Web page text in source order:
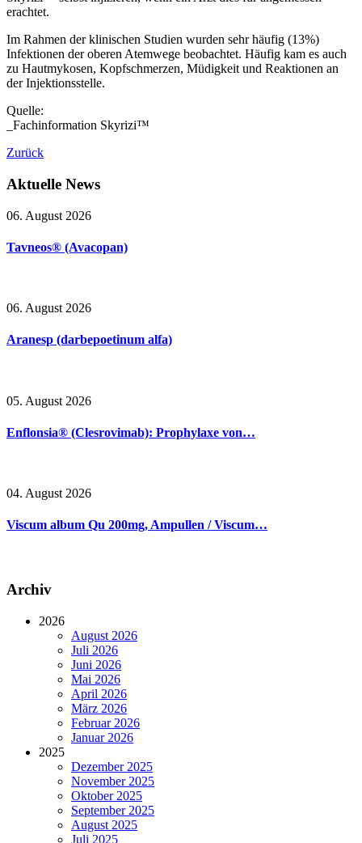
erachtet.
Im Rahmen der klinischen Studien wurden sehr häufig (13%)
Infektionen der oberen Atemwege beobachtet. Häufig kam es auch
zu Hautmykosen, Kopfschmerzen, Müdigkeit und Reaktionen an
der Injektionsstelle.
Quelle:
_Fachinformation Skyrizi™
Zurück
Aktuelle News
06. August 2026
Tavneos® (Avacopan)
06. August 2026
Aranesp (darbepoetinum alfa)
05. August 2026
Enflonsia® (Clesrovimab): Prophylaxe von…
04. August 2026
Viscum album Qu 200mg, Ampullen / Viscum…
Archiv
2026
August 2026
Juli 2026
Juni 2026
Mai 2026
April 2026
März 2026
Februar 2026
Januar 2026
2025
Dezember 2025
November 2025
Oktober 2025
September 2025
August 2025
Juli 2025